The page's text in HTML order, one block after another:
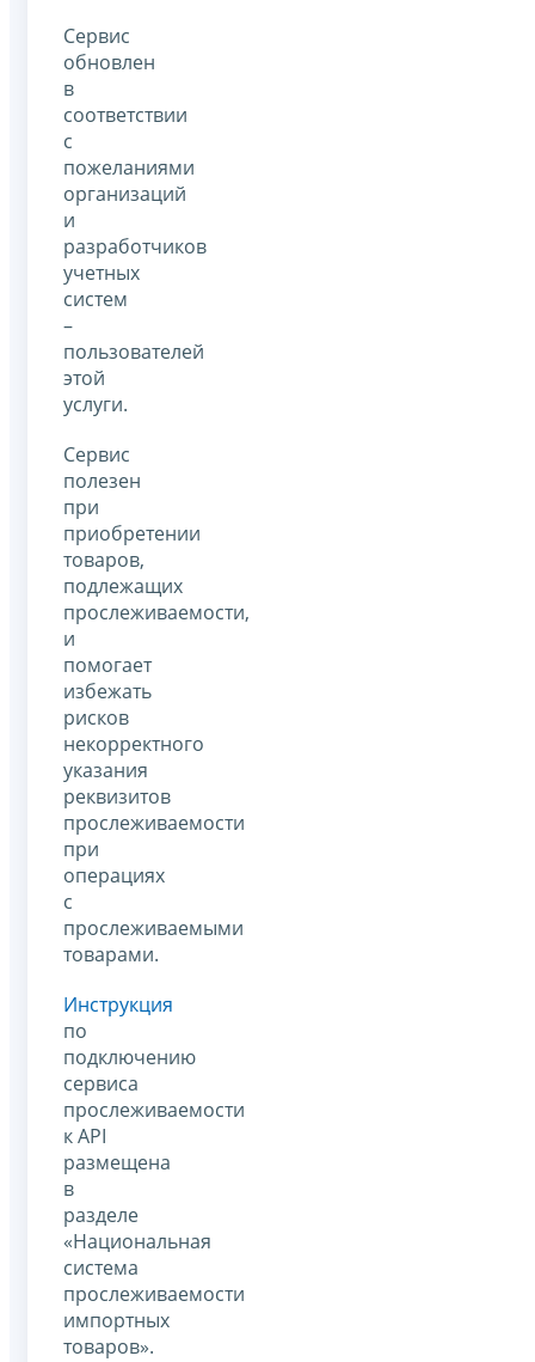
Сервис
обновлен
в
соответствии
с
пожеланиями
организаций
и
разработчиков
учетных
систем
–
пользователей
этой
услуги.
Сервис
полезен
при
приобретении
товаров,
подлежащих
прослеживаемости,
и
помогает
избежать
рисков
некорректного
указания
реквизитов
прослеживаемости
при
операциях
с
прослеживаемыми
товарами.
Инструкция
по
подключению
сервиса
прослеживаемости
к API
размещена
в
разделе
«Национальная
система
прослеживаемости
импортных
товаров».